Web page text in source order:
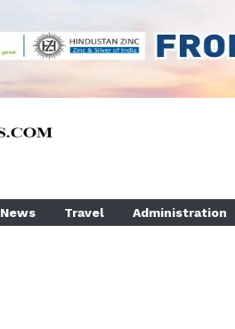
News Travel Administration